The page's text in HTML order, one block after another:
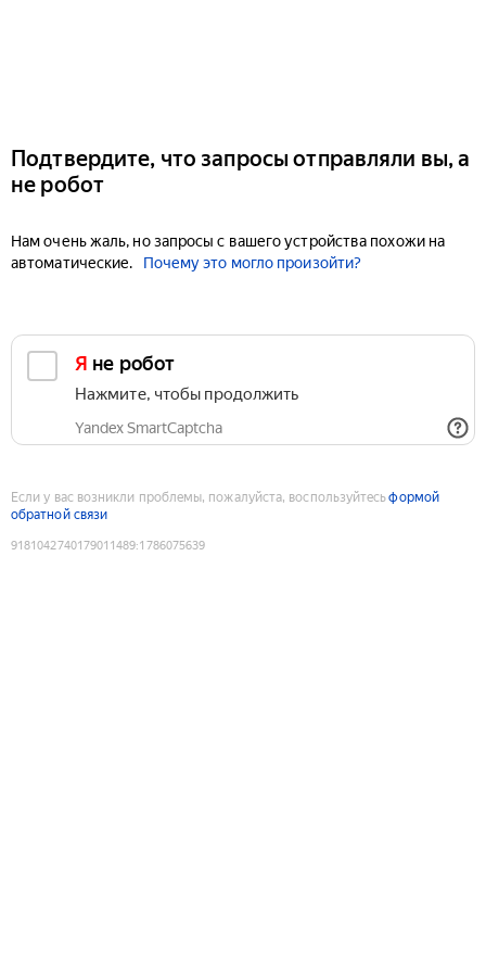
Подтвердите, что запросы отправляли вы, а
не робот
Нам очень жаль, но запросы с вашего устройства похожи на
автоматические.
Почему это могло произойти?
Я не робот
Нажмите, чтобы продолжить
Yandex SmartCaptcha
Если у вас возникли проблемы, пожалуйста, воспользуйтесьформой
обратной связи
9181042740179011489:1786075639